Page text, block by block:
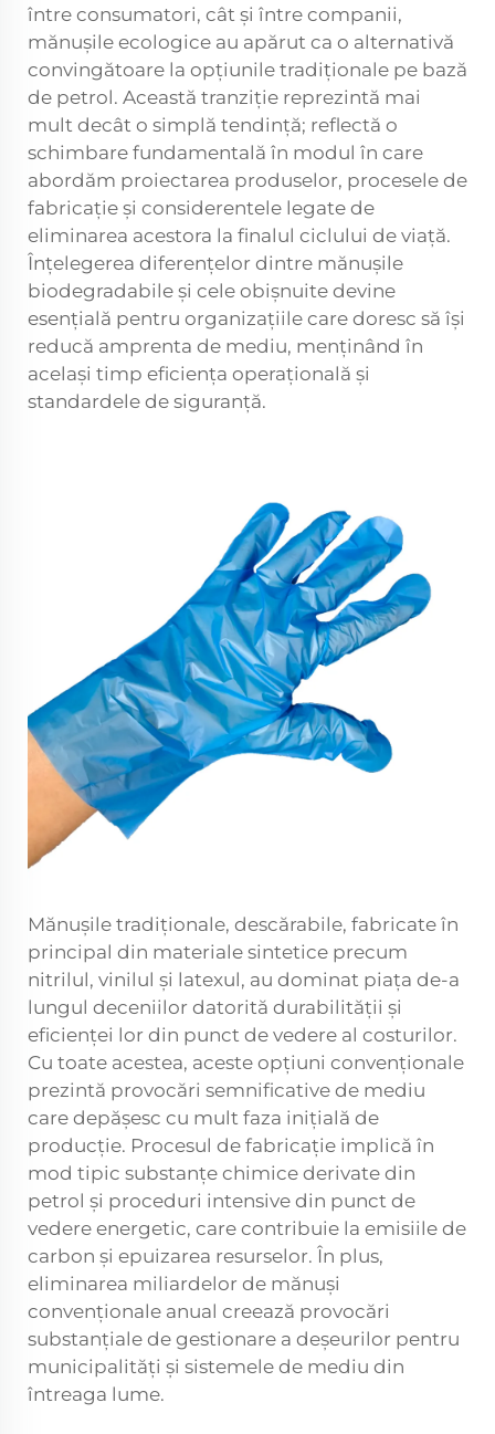
între consumatori, cât și între companii,
mănușile ecologice au apărut ca o alternativă
convingătoare la opțiunile tradiționale pe bază
de petrol. Această tranziție reprezintă mai
mult decât o simplă tendință; reflectă o
schimbare fundamentală în modul în care
abordăm proiectarea produselor, procesele de
fabricație și considerentele legate de
eliminarea acestora la finalul ciclului de viață.
Înțelegerea diferențelor dintre mănușile
biodegradabile și cele obișnuite devine
esențială pentru organizațiile care doresc să își
reducă amprenta de mediu, menținând în
același timp eficiența operațională și
standardele de siguranță.
Mănușile tradiționale, descărabile, fabricate în
principal din materiale sintetice precum
nitrilul, vinilul și latexul, au dominat piața de-a
lungul deceniilor datorită durabilității și
eficienței lor din punct de vedere al costurilor.
Cu toate acestea, aceste opțiuni convenționale
prezintă provocări semnificative de mediu
care depășesc cu mult faza inițială de
producție. Procesul de fabricație implică în
mod tipic substanțe chimice derivate din
petrol și proceduri intensive din punct de
vedere energetic, care contribuie la emisiile de
carbon și epuizarea resurselor. În plus,
eliminarea miliardelor de mănuși
convenționale anual creează provocări
substanțiale de gestionare a deșeurilor pentru
municipalități și sistemele de mediu din
întreaga lume.